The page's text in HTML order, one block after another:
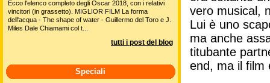
vero musical,
Lui è uno
ma anche
titubante
end, ma il film
Ecco l'elenco completo degli Oscar 2018, con i relativi
vincitori (in grassetto). MIGLIOR FILM La forma
dell'acqua - The shape of water - Guillermo del Toro e J.
Miles Dale Chiamami col t...
tutti i post del blog
Speciali